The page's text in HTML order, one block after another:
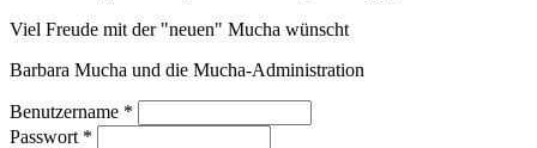
Viel Freude mit der "neuen" Mucha wünscht
Barbara Mucha und die Mucha-Administration
Benutzername *
Passwort *